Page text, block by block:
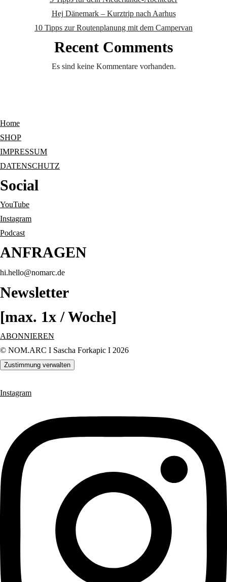
Hej Dänemark – Kurztrip nach Aarhus
10 Tipps zur Routenplanung mit dem Campervan
Recent Comments
Es sind keine Kommentare vorhanden.
Home
SHOP
IMPRESSUM
DATENSCHUTZ
Social
YouTube
Instagram
Podcast
ANFRAGEN
hi.hello@nomarc.de
Newsletter
[max. 1x / Woche]
ABONNIEREN
© NOM.ARC I Sascha Forkapic I 2026
Zustimmung verwalten
Instagram